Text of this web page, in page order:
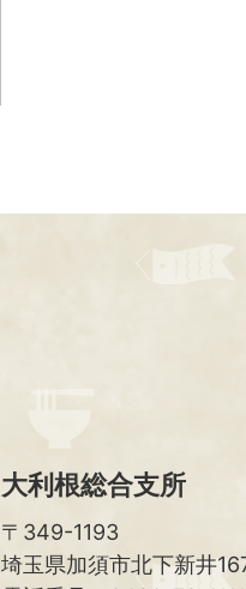
大利根総合支所
〒349-1193
埼玉県加須市北下新井